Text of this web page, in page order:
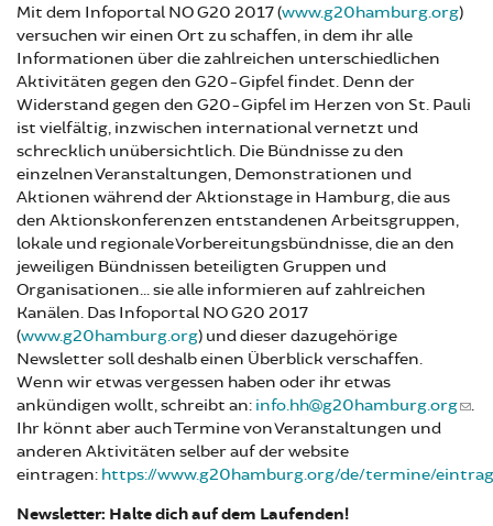
Mit dem Infoportal NO G20 2017 (www.g20hamburg.org)
versuchen wir einen Ort zu schaffen, in dem ihr alle
Informationen über die zahlreichen unterschiedlichen
Aktivitäten gegen den G20-Gipfel findet. Denn der
Widerstand gegen den G20-Gipfel im Herzen von St. Pauli
ist vielfältig, inzwischen international vernetzt und
schrecklich unübersichtlich. Die Bündnisse zu den
einzelnen Veranstaltungen, Demonstrationen und
Aktionen während der Aktionstage in Hamburg, die aus
den Aktionskonferenzen entstandenen Arbeitsgruppen,
lokale und regionale Vorbereitungsbündnisse, die an den
jeweiligen Bündnissen beteiligten Gruppen und
Organisationen... sie alle informieren auf zahlreichen
Kanälen. Das Infoportal NO G20 2017
(www.g20hamburg.org) und dieser dazugehörige
Newsletter soll deshalb einen Überblick verschaffen.
Wenn wir etwas vergessen haben oder ihr etwas
ankündigen wollt, schreibt an: info.hh@g20hamburg.org
.
Ihr könnt aber auch Termine von Veranstaltungen und
anderen Aktivitäten selber auf der website
eintragen: https://www.g20hamburg.org/de/termine/
Newsletter: Halte dich auf dem Laufenden!